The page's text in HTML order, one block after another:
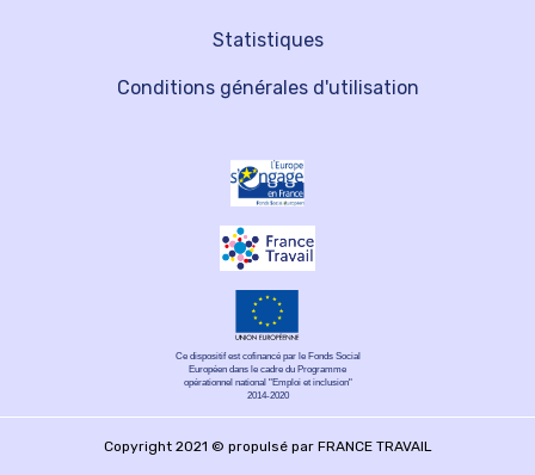
Statistiques
Conditions générales d'utilisation
Ce dispositif est cofinancé par le Fonds Social
Européen dans le cadre du Programme
opérationnel national "Emploi et inclusion"
2014-2020
Copyright 2021 © propulsé par FRANCE TRAVAIL